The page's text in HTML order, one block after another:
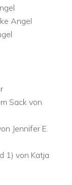
Angel
Sack von
Jennifer E.
1) von Katja